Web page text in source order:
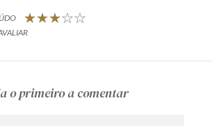
o primeiro a comentar